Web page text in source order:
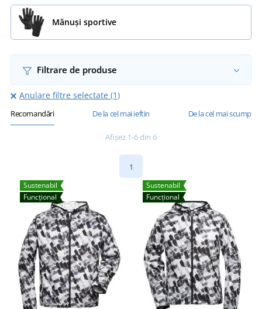
Mănuși sportive
Filtrare de produse
Anulare filtre selectate (1)
Recomandări De la cel mai ieftin De la cel mai scump
Afișez 1-6 din 6
1
Sustenabil
Funcțional
Sustenabil
Funcțional